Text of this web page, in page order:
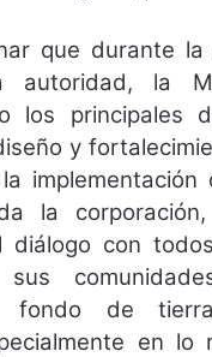
que durante la
autoridad, la
los principales
y
implementación
la
diálogo con
fondo de
en lo